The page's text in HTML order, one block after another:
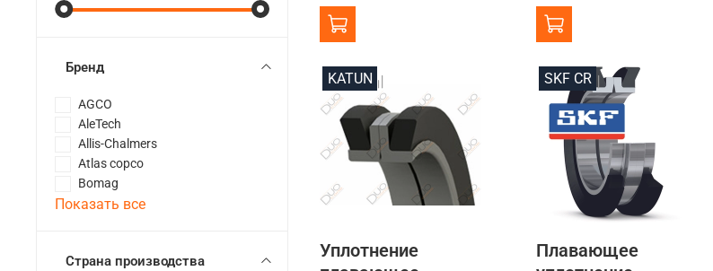
KATUN
Уплотнение
SKF CR
Плавающее
Бренд
AGCO
AleTech
Allis-Chalmers
Atlas copco
Bomag
Показать все
Страна производства